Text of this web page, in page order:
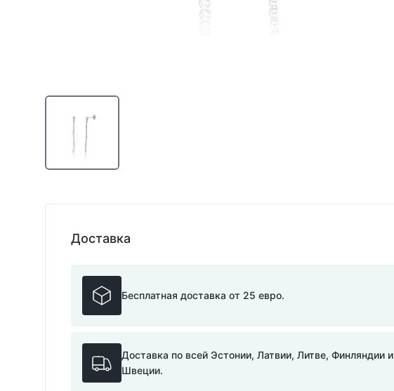
Доставка
Бесплатная доставка от 25 евро.
Доставка по всей Эстонии, Латвии, Литве, Финляндии и
Швеции.